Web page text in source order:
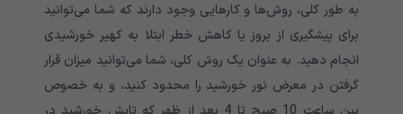
به طور کلی، روش‌ها و کارهایی وجود دارند که شما می‌توانید
برای پیشگیری از بروز یا کاهش خطر ابتلا به کهیر خورشیدی
انجام دهید. به عنوان یک روش کلی، شما می‌توانید میزان قرار
گرفتن در معرض نور خورشید را محدود کنید، و به خصوص